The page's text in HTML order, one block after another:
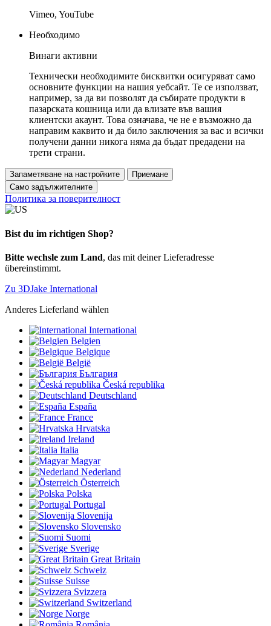
Vimeo, YouTube
Необходимо
Винаги активни
Технически необходимите бисквитки осигуряват само
основните функции на нашия уебсайт. Те се използват,
например, за да ви позволят да събирате продукти в
пазарската кошница или да влизате във вашия
клиентски акаунт. Това означава, че не е възможно да
направим каквито и да било заключения за вас и всички
получени данни никога няма да бъдат предадени на
трети страни.
Запаметяване на настройките
Приемане
Само задължителните
Политика за поверителност
Bist du im richtigen Shop?
Bitte wechsle zum Land, das mit deiner Lieferadresse
übereinstimmt.
Zu 3DJake International
Anderes Lieferland wählen
International
Belgien
Belgique
België
България
Česká republika
Deutschland
España
France
Hrvatska
Ireland
Italia
Magyar
Nederland
Österreich
Polska
Portugal
Slovenija
Slovensko
Suomi
Sverige
Great Britain
Schweiz
Suisse
Svizzera
Switzerland
Norge